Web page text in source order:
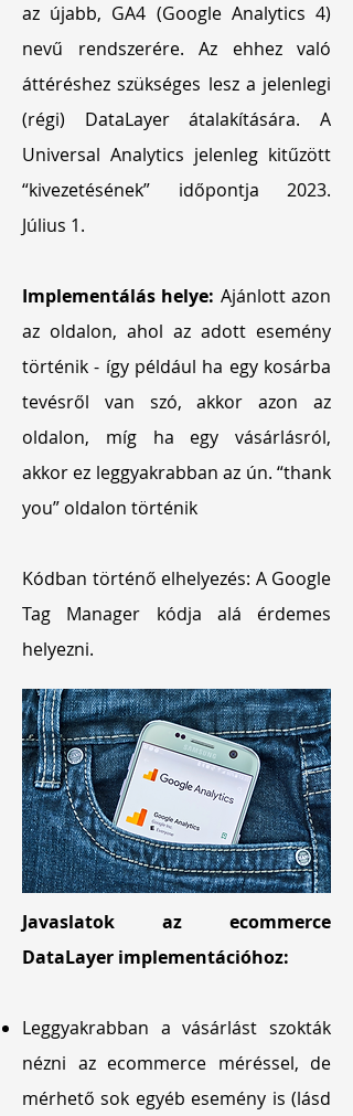
az újabb, GA4 (Google Analytics 4)
nevű rendszerére. Az ehhez való
áttéréshez szükséges lesz a jelenlegi
(régi) DataLayer átalakítására. A
Universal Analytics jelenleg kitűzött
“kivezetésének” időpontja 2023.
Július 1.
Implementálás helye: Ajánlott azon
az oldalon, ahol az adott esemény
történik - így például ha egy kosárba
tevésről van szó, akkor azon az
oldalon, míg ha egy vásárlásról,
akkor ez leggyakrabban az ún. “thank
you” oldalon történik
Kódban történő elhelyezés: A Google
Tag Manager kódja alá érdemes
helyezni.
Javaslatok az ecommerce
DataLayer implementációhoz:
Leggyakrabban a vásárlást szokták
nézni az ecommerce méréssel, de
mérhető sok egyéb esemény is (lásd